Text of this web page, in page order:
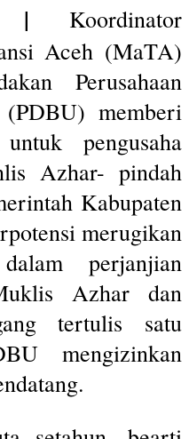
| Koordinator
Aceh (MaTA)
Perusahaan
memberi
pengusaha
Azhar- pindah
Kabupaten
merugikan
perjanjian
Azhar dan
tertulis satu
mengizinkan